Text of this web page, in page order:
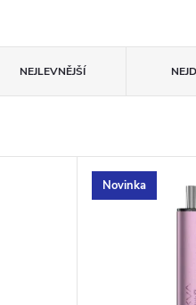
NEJLEVNĚJŠÍ
Novinka